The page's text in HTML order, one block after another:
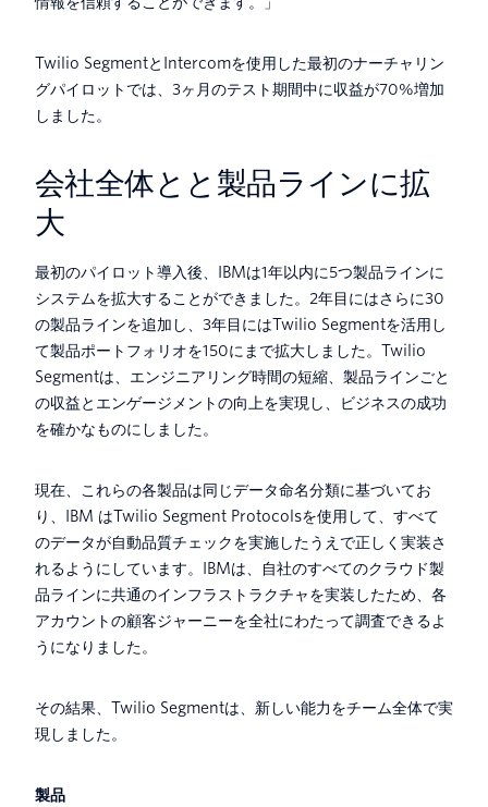
Twilio SegmentとIntercomを使用した最初のナーチャリン
グパイロットでは、3ヶ月のテスト期間中に収益が70%増加
しました。
会社全体とと製品ラインに拡
大
最初のパイロット導入後、IBMは1年以内に5つ製品ラインに
システムを拡大することができました。2年目にはさらに30
の製品ラインを追加し、3年目にはTwilio Segmentを活用し
て製品ポートフォリオを150にまで拡大しました。Twilio
Segmentは、エンジニアリング時間の短縮、製品ラインごと
の収益とエンゲージメントの向上を実現し、ビジネスの成功
を確かなものにしました。
現在、これらの各製品は同じデータ命名分類に基づいてお
り、IBM はTwilio Segment Protocolsを使用して、すべて
のデータが自動品質チェックを実施したうえで正しく実装さ
れるようにしています。IBMは、自社のすべてのクラウド製
品ラインに共通のインフラストラクチャを実装したため、各
アカウントの顧客ジャーニーを全社にわたって調査できるよ
うになりました。
その結果、Twilio Segmentは、新しい能力をチーム全体で実
現しました。
製品